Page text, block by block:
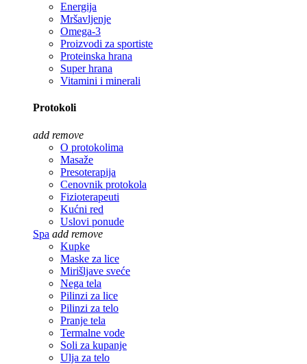
Energija
Mršavljenje
Omega-3
Proizvodi za sportiste
Proteinska hrana
Super hrana
Vitamini i minerali
Protokoli
add remove
O protokolima
Masaže
Presoterapija
Cenovnik protokola
Fizioterapeuti
Kućni red
Uslovi ponude
Spa add remove
Kupke
Maske za lice
Mirišljave sveće
Nega tela
Pilinzi za lice
Pilinzi za telo
Pranje tela
Termalne vode
Soli za kupanje
Ulja za telo